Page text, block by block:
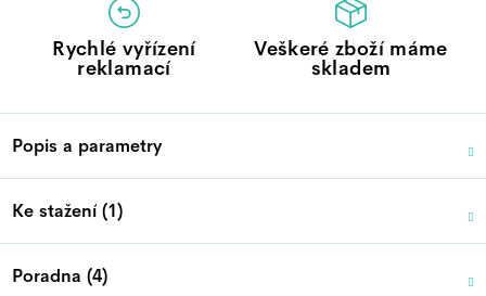
Rychlé vyřízení
reklamací
Veškeré zboží máme
skladem
Popis a parametry
Ke stažení (1)
Poradna (4)